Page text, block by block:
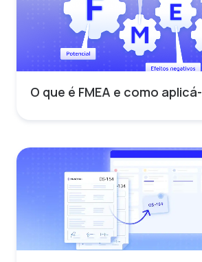
O que é FMEA e como